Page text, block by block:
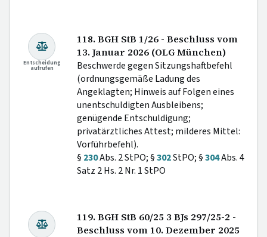
Entscheidung
aufrufen
118. BGH StB 1/26 - Beschluss vom
13. Januar 2026 (OLG München)
Beschwerde gegen Sitzungshaftbefehl
(ordnungsgemäße Ladung des
Angeklagten; Hinweis auf Folgen eines
unentschuldigten Ausbleibens;
genügende Entschuldigung;
privatärztliches Attest; milderes Mittel:
Vorführbefehl).
§ 230Abs. 2 StPO; §302StPO; §304Abs. 4
Satz 2 Hs. 2 Nr. 1 StPO
119. BGH StB 60/25 3 BJs 297/25-2 -
Beschluss vom 10. Dezember 2025